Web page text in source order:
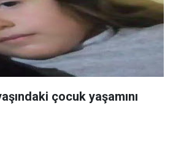
çocuk yaşamını